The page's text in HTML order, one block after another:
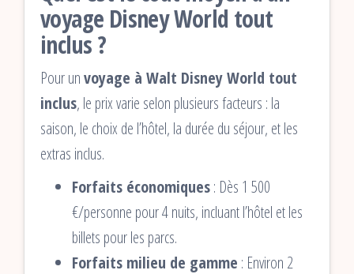
voyage Disney World tout
inclus ?
Pour unvoyage à Walt Disney World tout
inclus, le prix varie selon plusieurs facteurs : la
saison, le choix de l’hôtel, la durée du séjour, et les
extras inclus.
Forfaits économiques: Dès 1 500
€/personne pour 4 nuits, incluant l’hôtel et les
billets pour les parcs.
Forfaits milieu de gamme : Environ 2